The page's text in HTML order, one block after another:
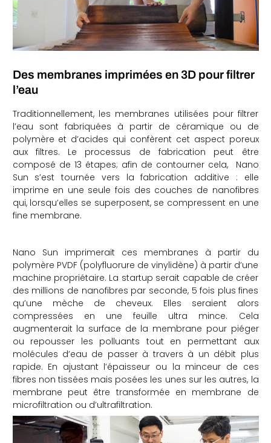
Des membranes imprimées en 3D pour filtrer
l’eau
Traditionnellement, les membranes utilisées pour filtrer
l’eau sont fabriquées à partir de céramique ou de
polymère et d’acides qui confèrent cet aspect poreux
aux filtres. Le processus de fabrication peut être
composé de 13 étapes; afin de contourner cela, Nano
Sun s’est tournée vers la fabrication additive : elle
imprime en une seule fois des couches de nanofibres
qui, lorsqu’elles se superposent, se compressent en une
fine membrane.
Nano Sun imprimerait ces membranes à partir du
polymère PVDF (polyfluorure de vinylidène) à partir d’une
machine propriétaire. La startup serait capable de créer
des millions de nanofibres par seconde, 5 fois plus fines
qu’une mèche de cheveux. Elles seraient alors
compressées en une feuille ultra mince. Cela
augmenterait la surface de la membrane pour piéger
ou repousser les polluants tout en permettant aux
molécules d’eau de passer à travers à un débit plus
rapide. En ajustant l’épaisseur ou la minceur de ces
fibres non tissées mais posées les unes sur les autres, la
membrane peut être transformée en membrane de
microfiltration ou d’ultrafiltration.